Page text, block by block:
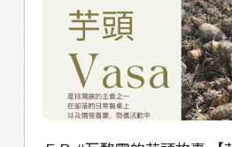
老、陳玉蘭長老、龔明珠
#Valjulu #瓦酪露 #馬兒
可以用草蓆（sekam）將芋
的芋頭乾（aladj）也以相
防止老鼠偷吃，以前還會設
在山上尋找中空的木頭，將
理乾淨後，在底部放上木